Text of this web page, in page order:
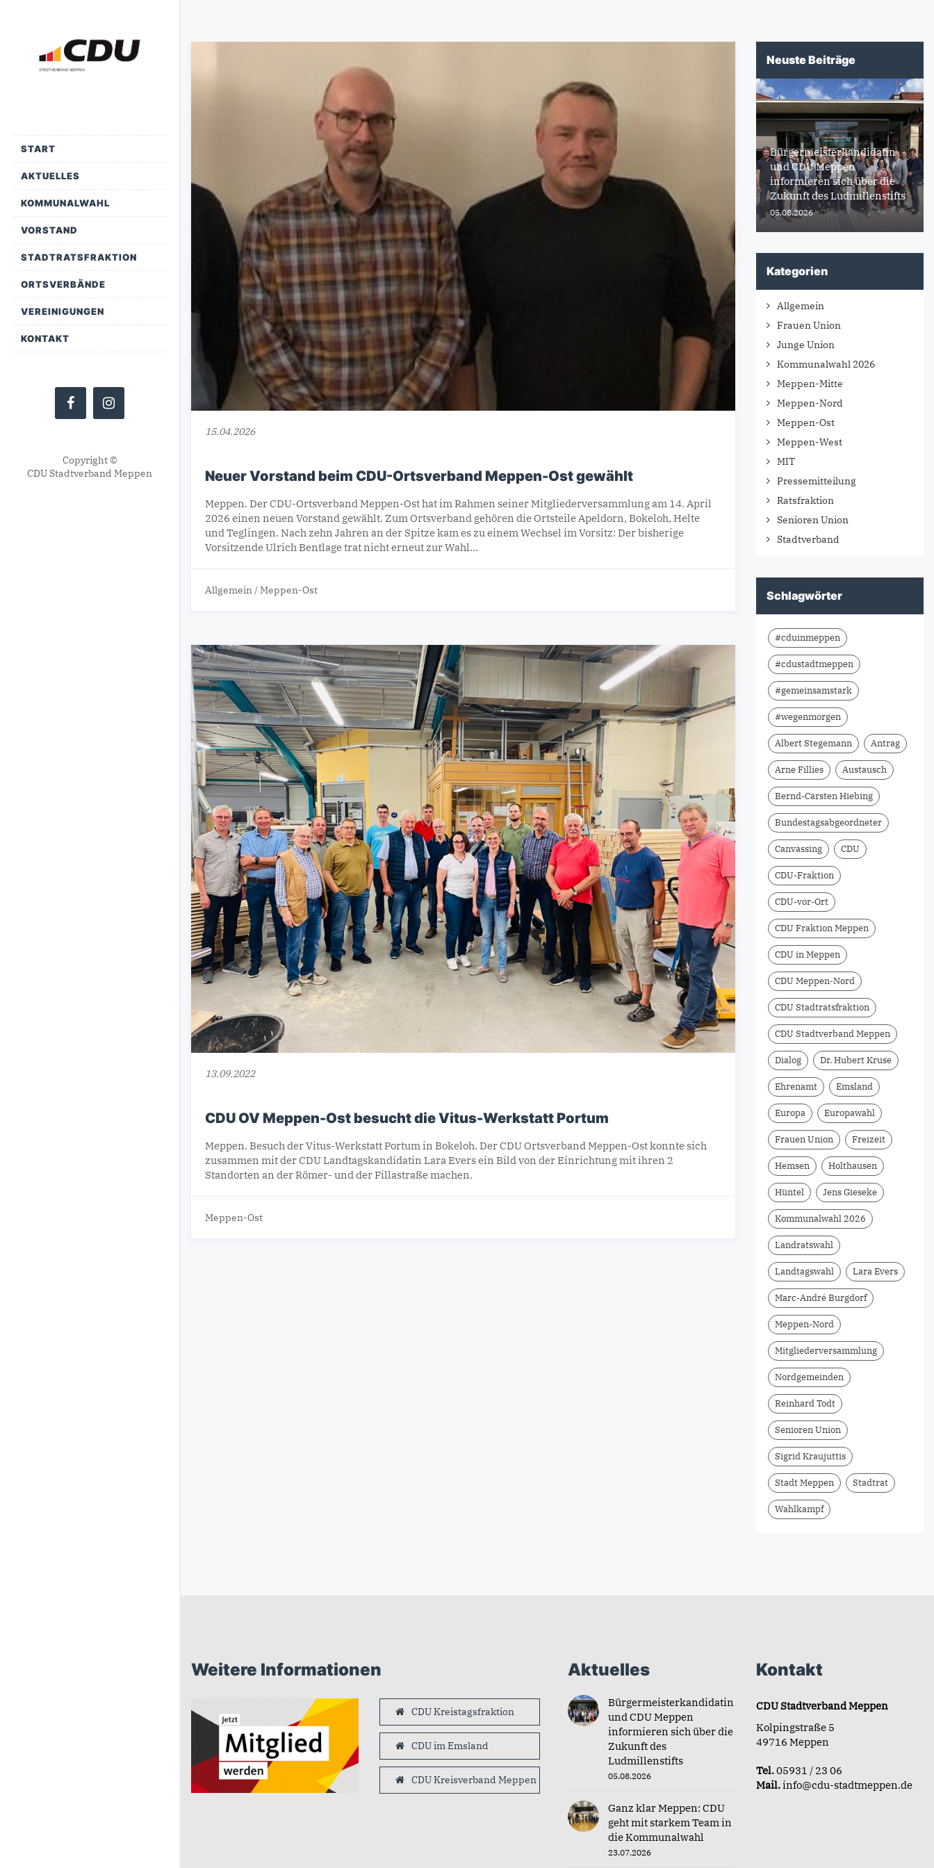
START
AKTUELLES
KOMMUNALWAHL
VORSTAND
STADTRATSFRAKTION
ORTSVERBÄNDE
VEREINIGUNGEN
KONTAKT
Copyright ©
CDU Stadtverband Meppen
15.04.2026
Neuer Vorstand beim CDU-Ortsverband Meppen-Ost gewählt
Meppen. Der CDU-Ortsverband Meppen-Ost hat im Rahmen seiner Mitgliederversammlung am 14. April
2026 einen neuen Vorstand gewählt. Zum Ortsverband gehören die Ortsteile Apeldorn, Bokeloh, Helte
und Teglingen. Nach zehn Jahren an der Spitze kam es zu einem Wechsel im Vorsitz: Der bisherige
Vorsitzende Ulrich Bentlage trat nicht erneut zur Wahl…
Allgemein /Meppen-Ost
13.09.2022
CDU OV Meppen-Ost besucht die Vitus-Werkstatt Portum
Meppen. Besuch der Vitus-Werkstatt Portum in Bokeloh. Der CDU Ortsverband Meppen-Ost konnte sich
zusammen mit der CDU Landtagskandidatin Lara Evers ein Bild von der Einrichtung mit ihren 2
Standorten an der Römer- und der Fillastraße machen.
Meppen-Ost
Neuste Beiträge
Bürgermeisterkandidatin
und CDU Meppen
informieren sich über die
Zukunft des Ludmillenstifts
05.08.2026
Kategorien
Allgemein
Frauen Union
Junge Union
Kommunalwahl 2026
Meppen-Mitte
Meppen-Nord
Meppen-Ost
Meppen-West
MIT
Pressemitteilung
Ratsfraktion
Senioren Union
Stadtverband
Schlagwörter
#cduinmeppen
#cdustadtmeppen
#gemeinsamstark
#wegenmorgen
Albert Stegemann Antrag
Arne Fillies Austausch
Bernd-Carsten Hiebing
Bundestagsabgeordneter
Canvassing CDU
CDU-Fraktion
CDU-vor-Ort
CDU Fraktion Meppen
CDU in Meppen
CDU Meppen-Nord
CDU Stadtratsfraktion
CDU Stadtverband Meppen
Dialog Dr. Hubert Kruse
Ehrenamt Emsland
Europa Europawahl
Frauen Union Freizeit
Hemsen Holthausen
Hüntel Jens Gieseke
Kommunalwahl 2026
Landratswahl
Landtagswahl Lara Evers
Marc-André Burgdorf
Meppen-Nord
Mitgliederversammlung
Nordgemeinden
Reinhard Todt
Senioren Union
Sigrid Kraujuttis
Stadt Meppen Stadtrat
Wahlkampf
Weitere Informationen
CDU Kreistagsfraktion
CDU im Emsland
CDU Kreisverband Meppen
Aktuelles
Bürgermeisterkandidatin
und CDU Meppen
informieren sich über die
Zukunft des
Ludmillenstifts
05.08.2026
Ganz klar Meppen: CDU
geht mit starkem Team in
die Kommunalwahl
23.07.2026
Kontakt
CDU Stadtverband Meppen
Kolpingstraße 5
49716 Meppen
Tel.05931 / 23 06
Mail.info@cdu-stadtmeppen.de